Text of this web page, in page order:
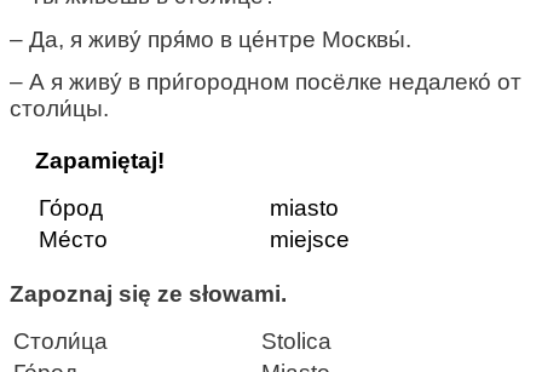
– Да, я живу́ пря́мо в це́нтре Москвы́.
– А я живу́ в при́городном посёлке недалеко́ от
столи́цы.
Zapamiętaj!
Го́род
miasto
Ме́сто
miejsce
Zapoznaj się ze słowami.
Столи́ца
Stolica